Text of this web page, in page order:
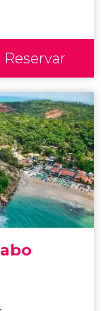
Reservar